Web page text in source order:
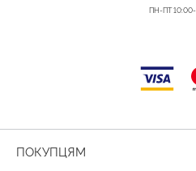
ПН-ПТ 10:00-
ПОКУПЦЯМ